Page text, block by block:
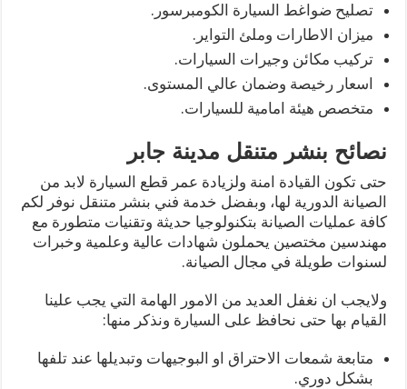
تصليح ضواغط السيارة الكومبرسور.
ميزان الاطارات وملئ التواير.
تركيب مكائن وجيرات السيارات.
اسعار رخيصة وضمان عالي المستوى.
متخصص هيئة امامية للسيارات.
نصائح بنشر متنقل مدينة جابر
حتى تكون القيادة امنة ولزيادة عمر قطع السيارة لابد من
الصيانة الدورية لها، وبفضل خدمة فني بنشر متنقل نوفر لكم
كافة عمليات الصيانة بتكنولوجيا حديثة وتقنيات متطورة مع
مهندسين مختصين يحملون شهادات عالية وعلمية وخبرات
لسنوات طويلة في مجال الصيانة.
ولايجب ان نغفل العديد من الامور الهامة التي يجب علينا
القيام بها حتى نحافظ على السيارة ونذكر منها:
متابعة شمعات الاحتراق او البوجيهات وتبديلها عند تلفها
بشكل دوري.